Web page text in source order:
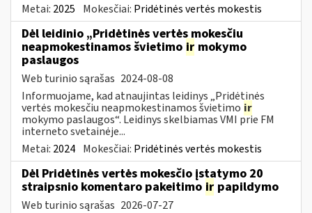
Metai: 2025 Mokesčiai: Pridėtinės vertės mokestis
Dėl leidinio „Pridėtinės vertės mokesčiu
neapmokestinamos švietimo ir mokymo
paslaugos
Web turinio sąrašas 2024-08-08
Informuojame, kad atnaujintas leidinys „Pridėtinės
vertės mokesčiu neapmokestinamos švietimo ir
mokymo paslaugos“. Leidinys skelbiamas VMI prie FM
interneto svetainėje...
Metai: 2024 Mokesčiai: Pridėtinės vertės mokestis
Dėl Pridėtinės vertės mokesčio įstatymo 20
straipsnio komentaro pakeitimo ir papildymo
Web turinio sąrašas 2026-07-27